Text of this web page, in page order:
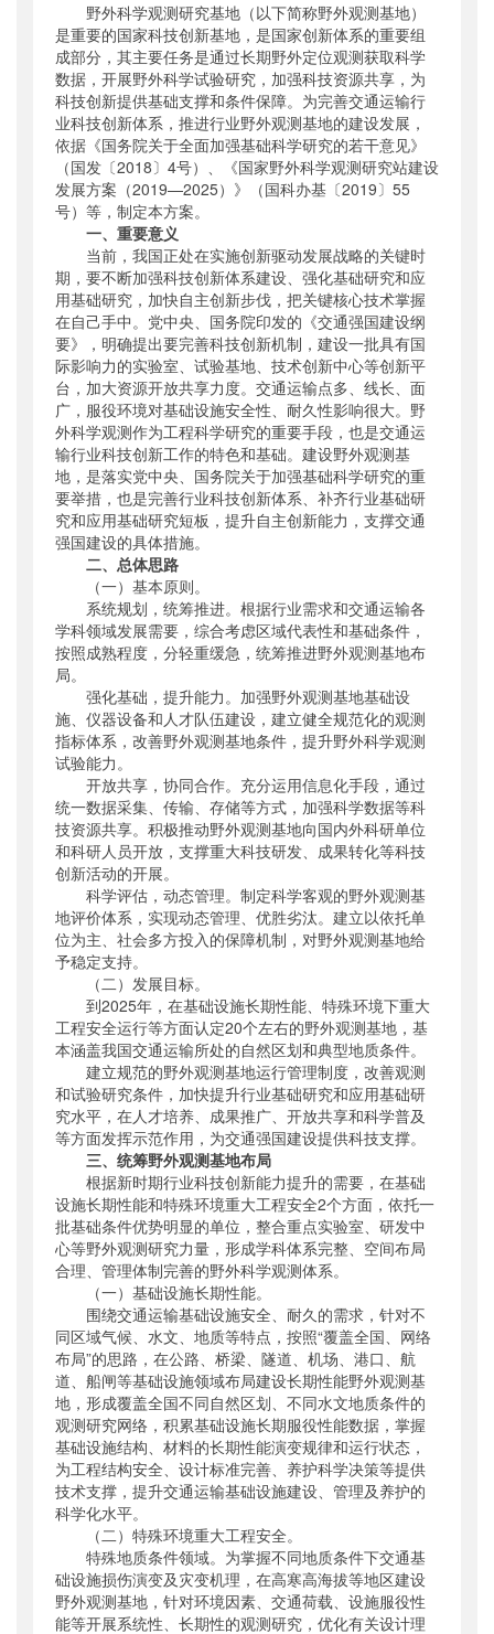
野外科学观测研究基地（以下简称野外观测基地）
是重要的国家科技创新基地，是国家创新体系的重要组
成部分，其主要任务是通过长期野外定位观测获取科学
数据，开展野外科学试验研究，加强科技资源共享，为
科技创新提供基础支撑和条件保障。为完善交通运输行
业科技创新体系，推进行业野外观测基地的建设发展，
依据《国务院关于全面加强基础科学研究的若干意见》
（国发〔2018〕4号）、《国家野外科学观测研究站建设
发展方案（2019—2025）》（国科办基〔2019〕55
号）等，制定本方案。
一、重要意义
当前，我国正处在实施创新驱动发展战略的关键时
期，要不断加强科技创新体系建设、强化基础研究和应
用基础研究，加快自主创新步伐，把关键核心技术掌握
在自己手中。党中央、国务院印发的《交通强国建设纲
要》，明确提出要完善科技创新机制，建设一批具有国
际影响力的实验室、试验基地、技术创新中心等创新平
台，加大资源开放共享力度。交通运输点多、线长、面
广，服役环境对基础设施安全性、耐久性影响很大。野
外科学观测作为工程科学研究的重要手段，也是交通运
输行业科技创新工作的特色和基础。建设野外观测基
地，是落实党中央、国务院关于加强基础科学研究的重
要举措，也是完善行业科技创新体系、补齐行业基础研
究和应用基础研究短板，提升自主创新能力，支撑交通
强国建设的具体措施。
二、总体思路
（一）基本原则。
系统规划，统筹推进。根据行业需求和交通运输各
学科领域发展需要，综合考虑区域代表性和基础条件，
按照成熟程度，分轻重缓急，统筹推进野外观测基地布
局。
强化基础，提升能力。加强野外观测基地基础设
施、仪器设备和人才队伍建设，建立健全规范化的观测
指标体系，改善野外观测基地条件，提升野外科学观测
试验能力。
开放共享，协同合作。充分运用信息化手段，通过
统一数据采集、传输、存储等方式，加强科学数据等科
技资源共享。积极推动野外观测基地向国内外科研单位
和科研人员开放，支撑重大科技研发、成果转化等科技
创新活动的开展。
科学评估，动态管理。制定科学客观的野外观测基
地评价体系，实现动态管理、优胜劣汰。建立以依托单
位为主、社会多方投入的保障机制，对野外观测基地给
予稳定支持。
（二）发展目标。
到2025年，在基础设施长期性能、特殊环境下重大
工程安全运行等方面认定20个左右的野外观测基地，基
本涵盖我国交通运输所处的自然区划和典型地质条件。
建立规范的野外观测基地运行管理制度，改善观测
和试验研究条件，加快提升行业基础研究和应用基础研
究水平，在人才培养、成果推广、开放共享和科学普及
等方面发挥示范作用，为交通强国建设提供科技支撑。
三、统筹野外观测基地布局
根据新时期行业科技创新能力提升的需要，在基础
设施长期性能和特殊环境重大工程安全2个方面，依托一
批基础条件优势明显的单位，整合重点实验室、研发中
心等野外观测研究力量，形成学科体系完整、空间布局
合理、管理体制完善的野外科学观测体系。
（一）基础设施长期性能。
围绕交通运输基础设施安全、耐久的需求，针对不
同区域气候、水文、地质等特点，按照“覆盖全国、网络
布局”的思路，在公路、桥梁、隧道、机场、港口、航
道、船闸等基础设施领域布局建设长期性能野外观测基
地，形成覆盖全国不同自然区划、不同水文地质条件的
观测研究网络，积累基础设施长期服役性能数据，掌握
基础设施结构、材料的长期性能演变规律和运行状态，
为工程结构安全、设计标准完善、养护科学决策等提供
技术支撑，提升交通运输基础设施建设、管理及养护的
科学化水平。
（二）特殊环境重大工程安全。
特殊地质条件领域。为掌握不同地质条件下交通基
础设施损伤演变及灾变机理，在高寒高海拔等地区建设
野外观测基地，针对环境因素、交通荷载、设施服役性
能等开展系统性、长期性的观测研究，优化有关设计理